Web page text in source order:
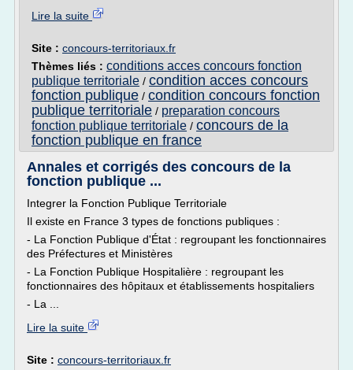
Lire la suite
Site : concours-territoriaux.fr
Thèmes liés : conditions acces concours fonction
publique territoriale / condition acces concours
fonction publique / condition concours fonction
publique territoriale / preparation concours
fonction publique territoriale / concours de la
fonction publique en france
Annales et corrigés des concours de la
fonction publique ...
Integrer la Fonction Publique Territoriale
Il existe en France 3 types de fonctions publiques :
- La Fonction Publique d'État : regroupant les fonctionnaires
des Préfectures et Ministères
- La Fonction Publique Hospitalière : regroupant les
fonctionnaires des hôpitaux et établissements hospitaliers
- La ...
Lire la suite
Site : concours-territoriaux.fr